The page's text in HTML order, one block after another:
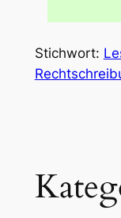
Stichwort: